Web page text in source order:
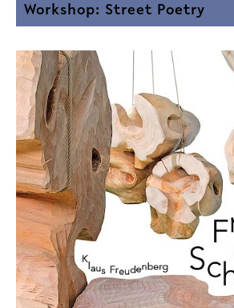
Workshop: Street Poetry